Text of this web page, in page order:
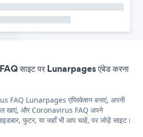
साइट पर Lunarpages एंबेड करना
FAQ Lunarpages एप्लिकेशन बनाएं, अपनी
खाएं, और Coronavirus FAQ अपने
फुटर, या जहाँ भी आप चाहें, पर जोड़ें साइट।